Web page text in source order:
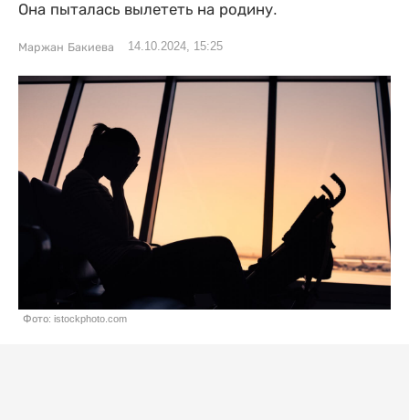
Она пыталась вылететь на родину.
Маржан Бакиева 14.10.2024, 15:25
Фото: istockphoto.com